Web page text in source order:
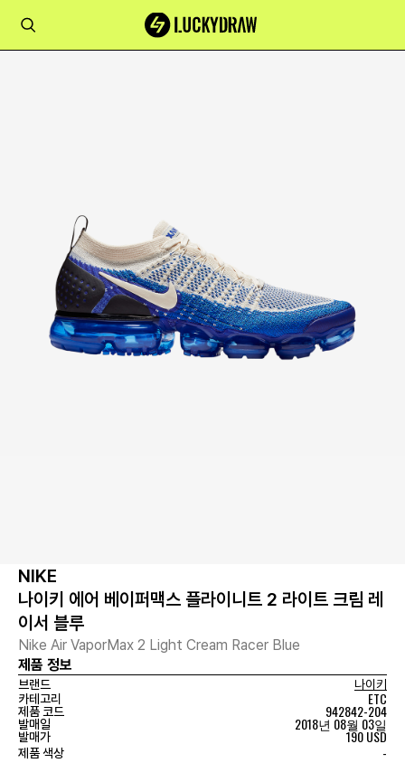
NIKE
나이키 에어 베이퍼맥스 플라이니트 2 라이트 크림 레
이서 블루
Nike Air VaporMax 2 Light Cream Racer Blue
제품 정보
브랜드
나이키
카테고리
ETC
제품 코드 942842-204
발매일 2018년 08월 03일
발매가 190 USD
제품 색상 -